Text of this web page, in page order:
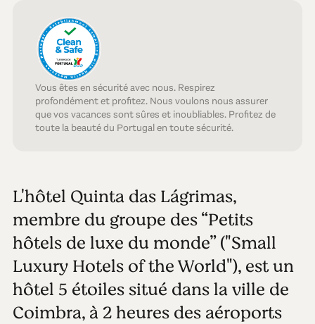
Vous êtes en sécurité avec nous. Respirez
profondément et profitez. Nous voulons nous assurer
que vos vacances sont sûres et inoubliables. Profitez de
toute la beauté du Portugal en toute sécurité.
L'hôtel Quinta das Lágrimas,
membre du groupe des “Petits
hôtels de luxe du monde” ("Small
Luxury Hotels of the World"), est un
hôtel 5 étoiles situé dans la ville de
Coimbra, à 2 heures des aéroports